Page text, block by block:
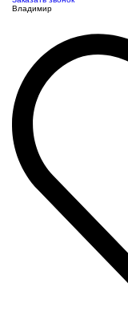
Владимир